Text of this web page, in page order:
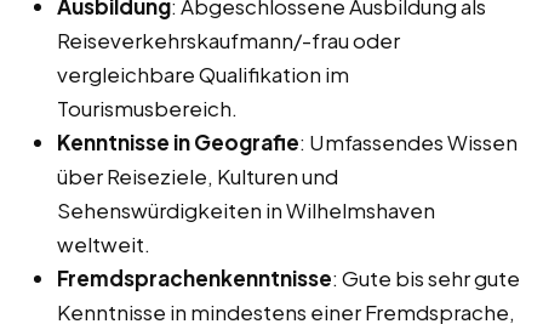
Ausbildung: Abgeschlossene Ausbildung als
Reiseverkehrskaufmann/-frau oder
vergleichbare Qualifikation im
Tourismusbereich.
Kenntnisse in Geografie: Umfassendes Wissen
über Reiseziele, Kulturen und
Sehenswürdigkeiten in Wilhelmshaven
weltweit.
Fremdsprachenkenntnisse: Gute bis sehr gute
Kenntnisse in mindestens einer Fremdsprache,